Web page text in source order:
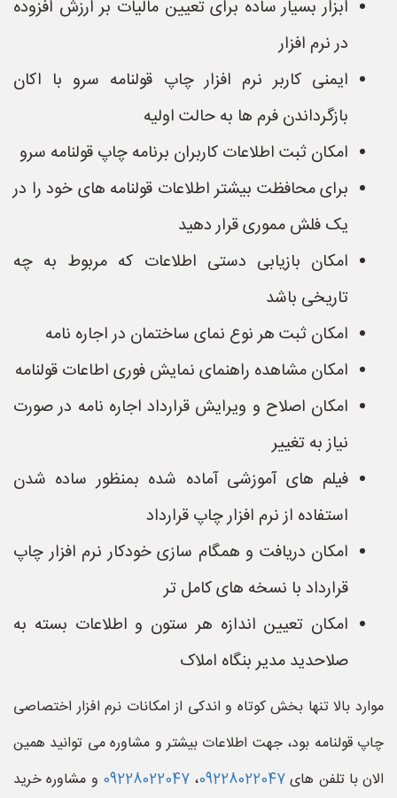
ابزار بسیار ساده برای تعیین مالیات بر ارزش افزوده
در نرم افزار
ایمنی کاربر نرم افزار چاپ قولنامه سرو با اکان
بازگرداندن فرم ها به حالت اولیه
امکان ثبت اطلاعات کاربران برنامه چاپ قولنامه سرو
برای محافظت بیشتر اطلاعات قولنامه های خود را در
یک فلش مموری قرار دهید
امکان بازیابی دستی اطلاعات که مربوط به چه
تاریخی باشد
امکان ثبت هر نوع نمای ساختمان در اجاره نامه
امکان مشاهده راهنمای نمایش فوری اطاعات قولنامه
امکان اصلاح و ویرایش قرارداد اجاره نامه در صورت
نیاز به تغییر
فیلم های آموزشی آماده شده بمنظور ساده شدن
استفاده از نرم افزار چاپ قرارداد
امکان دریافت و همگام سازی خودکار نرم افزار چاپ
قرارداد با نسخه های کامل تر
امکان تعیین اندازه هر ستون و اطلاعات بسته به
صلاحدید مدیر بنگاه املاک
موارد بالا تنها بخش کوتاه و اندکی از امکانات نرم افزار اختصاصی
چاپ قولنامه بود، جهت اطلاعات بیشتر و مشاوره می توانید همین
الان با تلفن های09228022047،09228022047 و مشاوره خرید